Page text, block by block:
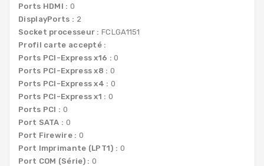
Ports HDMI : 0
DisplayPorts : 2
Socket processeur : FCLGA1151
Profil carte accepté :
Ports PCI-Express x16 : 0
Ports PCI-Express x8 : 0
Ports PCI-Express x4 : 0
Ports PCI-Express x1 : 0
Ports PCI : 0
Port SATA : 0
Port Firewire : 0
Port Imprimante (LPT1) : 0
Port COM (Série) : 0